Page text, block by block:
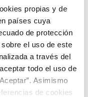
propias y de
países cuya
de protección
el uso de este
a través del
todo el uso de
Asimismo
de cookies